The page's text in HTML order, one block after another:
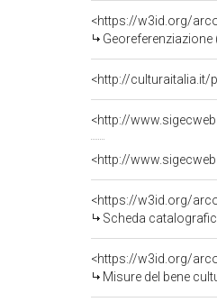
<https://w3id.org/
<http://culturaitalia.it/
<https://w3id.org/
Scheda
<https://w3id.org/
Misure del bene